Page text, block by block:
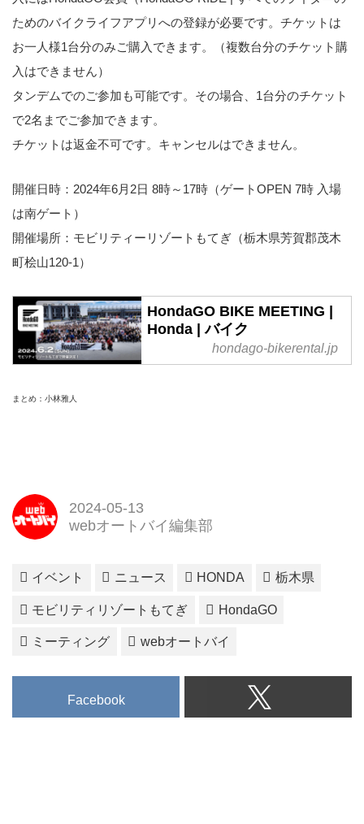
ためのバイクライフアプリ への登録が必要です。チケットは
お一人様1台分のみご購入できます。（複数台分のチケット購
入はできません）
タンデムでのご参加も可能です。その場合、1台分のチケット
で2名までご参加できます。
チケットは返金不可です。キャンセルはできません。
開催日時：2024年6月2日 8時～17時（ゲートOPEN 7時 入場
は南ゲート）
開催場所：モビリティーリゾートもてぎ（栃木県芳賀郡茂木
町桧山120-1）
HondaGO BIKE MEETING |
Honda | バイク
hondago-bikerental.jp
まとめ：小林雅人
2024-05-13
webオートバイ編集部
イベント ニュース HONDA 栃木県
モビリティリゾートもてぎ HondaGO
ミーティング webオートバイ
Facebook